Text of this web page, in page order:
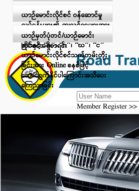
ယာဉ်မောင်းလိုင်စင် ဝန်ဆောင်မှု
လုပ်ငန်းများ၏ ကျသင့်ငွေများအား
Digital Payment ဖြင့် ငွေပေးချေ
ခြင်းနှင့် “ခ”၊ “ဂ”၊ “ဃ”၊ “င”
ယာဉ်မောင်းလိုင်စင်သက်တမ်းတိုး
ခြင်းအား Online စနစ်ဖြင့်
ဆောင်ရွက်နိုင်ပါကြောင်းအသိပေး
ကြေညာခြင်း
ယာဉ်မှတ်ပုံတင်/ယာဉ်မောင်း
လိုင်စင်အရှိစာရင်း
Member Register >>